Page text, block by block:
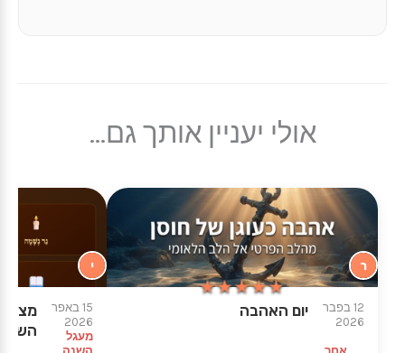
אולי יעניין אותך גם...
★★★★★
★★★★★
ר
12 בפבר
2026
יום האהבה
י
15 באפר
2026
מעגל